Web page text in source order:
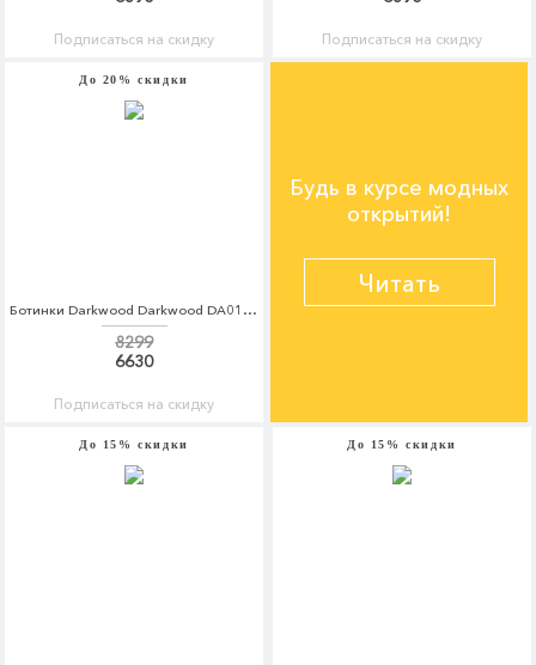
Подписаться на скидку Подписаться на скидку
До 20% скидки
Ботинки Darkwood Darkwood DA014AWCBGK9
8299
6630
Подписаться на скидку
Будь в курсе модных
открытий!
Читать
До 15% скидки До 15% скидки